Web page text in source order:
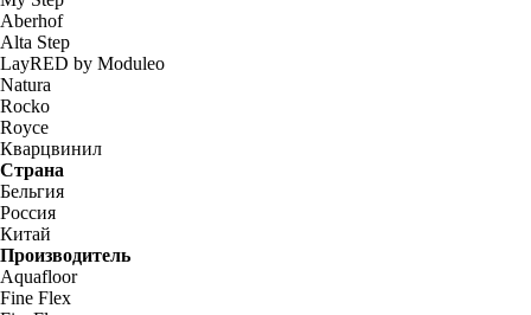
Aberhof
Alta Step
LayRED by Moduleo
Natura
Rocko
Royce
Кварцвинил
Страна
Бельгия
Россия
Китай
Производитель
Aquafloor
Fine Flex